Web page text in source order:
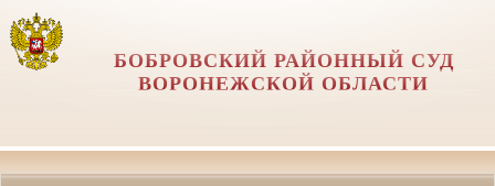
БОБРОВСКИЙ РАЙОННЫЙ СУД
ВОРОНЕЖСКОЙ ОБЛАСТИ